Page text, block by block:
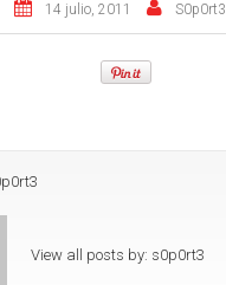
14 julio, 2011 S0p0rt3
View all posts by: s0p0rt3